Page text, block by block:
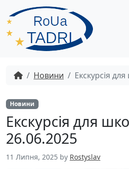
Новини Екскурсія
Новини
Екскурсія для
26.06.2025
11 Липня, 2025 by Rostyslav